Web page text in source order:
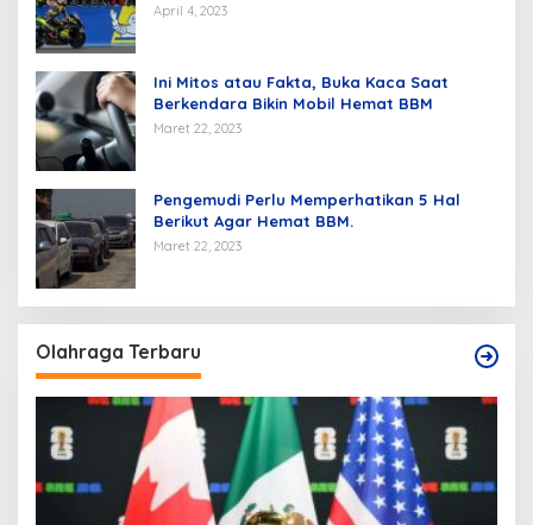
April 4, 2023
Ini Mitos atau Fakta, Buka Kaca Saat
Berkendara Bikin Mobil Hemat BBM
Maret 22, 2023
Pengemudi Perlu Memperhatikan 5 Hal
Berikut Agar Hemat BBM.
Maret 22, 2023
Olahraga Terbaru